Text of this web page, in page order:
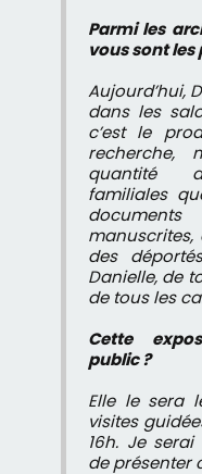
Parmi les
vous sont les
Aujourd’hui,
dans les
c’est le
recherche,
quantité
familiales
documents
des
Danielle, de
de tous les
Cette
public ?
Elle le sera
visites
16h. Je
de présenter